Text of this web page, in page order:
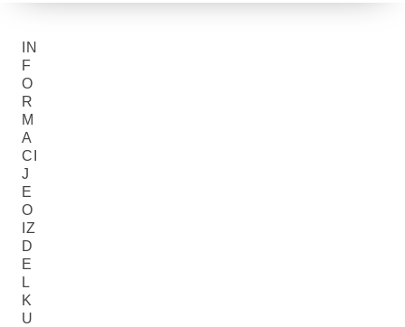
IN
F
O
R
M
A
CI
J
E
O
IZ
D
E
L
K
U